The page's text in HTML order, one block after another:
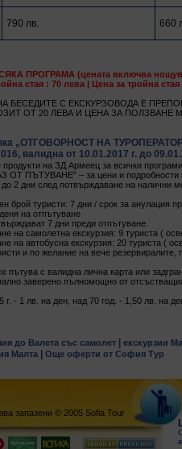
790 лв. 660
ПРОГРАМА (цената включва
стая : 70 лева | Цена за тройна
БЕСЕДИТЕ С ЕКСКУРЗОВОДА Е
ОТ 20 ЛЕВА И ЦЕНА ЗА ПОЛЗВАНЕ
„ОТГОВОРНОСТ НА
валидна от 10.01.2017 г. до
на ЗД Армеец за всички програми.
ОТ ПЪТУВАНЕ” – за цени и подробности
след потвърждаване на налични
брой туристи: 7 дни / срок за анулация
на отпътуване
7 дни преди отпътуване.
на самолетна екскурзия: 9 туриста (
на автобусна екскурзия: 20 туриста (
и по желание на вече
пътува с валидна лична карта или
заверено пълномощно от
- 1 лв. на ден, над 70 год. - 1,50 лв. на
до Валета със самолет екскурзии
Малта Още оферти от София Тур
запазени © 2005 Sofia Tour